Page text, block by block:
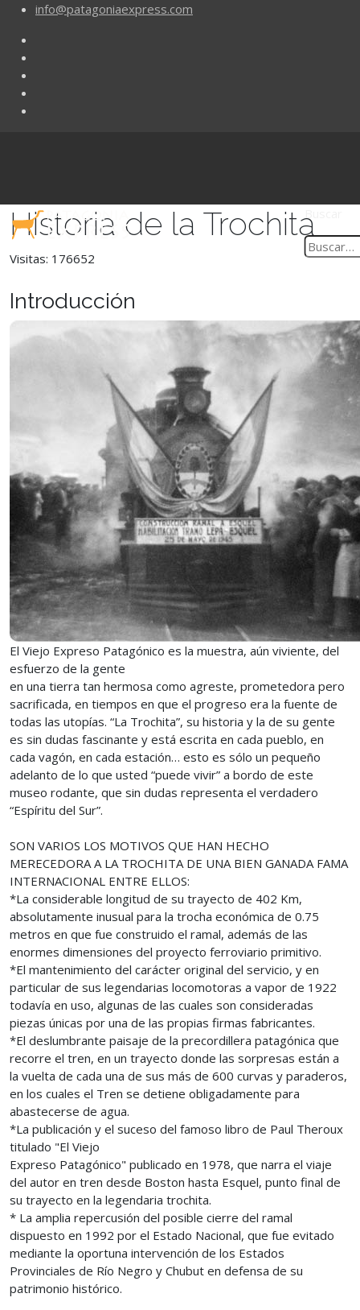
info@patagoniaexpress.com
Historia de la Trochita
Visitas: 176652
Introducción
El Viejo Expreso Patagónico es la muestra, aún viviente, del
esfuerzo de la gente
en una tierra tan hermosa como agreste, prometedora pero
sacrificada, en tiempos en que el progreso era la fuente de
todas las utopías. “La Trochita”, su historia y la de su gente
es sin dudas fascinante y está escrita en cada pueblo, en
cada vagón, en cada estación… esto es sólo un pequeño
adelanto de lo que usted “puede vivir” a bordo de este
museo rodante, que sin dudas representa el verdadero
“Espíritu del Sur”.
SON VARIOS LOS MOTIVOS QUE HAN HECHO
MERECEDORA A LA TROCHITA DE UNA BIEN GANADA FAMA
INTERNACIONAL ENTRE ELLOS:
*La considerable longitud de su trayecto de 402 Km,
absolutamente inusual para la trocha económica de 0.75
metros en que fue construido el ramal, además de las
enormes dimensiones del proyecto ferroviario primitivo.
*El mantenimiento del carácter original del servicio, y en
particular de sus legendarias locomotoras a vapor de 1922
todavía en uso, algunas de las cuales son consideradas
piezas únicas por una de las propias firmas fabricantes.
*El deslumbrante paisaje de la precordillera patagónica que
recorre el tren, en un trayecto donde las sorpresas están a
la vuelta de cada una de sus más de 600 curvas y paraderos,
en los cuales el Tren se detiene obligadamente para
abastecerse de agua.
*La publicación y el suceso del famoso libro de Paul Theroux
titulado "El Viejo
Expreso Patagónico" publicado en 1978, que narra el viaje
del autor en tren desde Boston hasta Esquel, punto final de
su trayecto en la legendaria trochita.
* La amplia repercusión del posible cierre del ramal
dispuesto en 1992 por el Estado Nacional, que fue evitado
mediante la oportuna intervención de los Estados
Provinciales de Río Negro y Chubut en defensa de su
patrimonio histórico.